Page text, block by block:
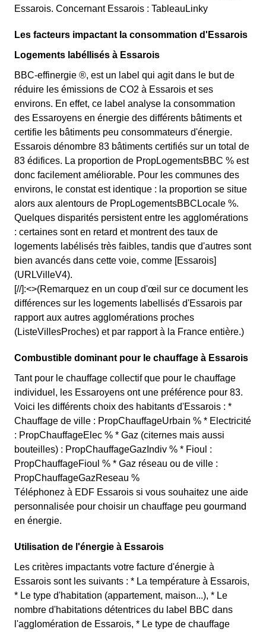
Essarois. Concernant Essarois : TableauLinky
Les facteurs impactant la consommation d'Essarois
Logements labéllisés à Essarois
BBC-effinergie ®, est un label qui agit dans le but de
réduire les émissions de CO2 à Essarois et ses
environs. En effet, ce label analyse la consommation
des Essaroyens en énergie des différents bâtiments et
certifie les bâtiments peu consommateurs d'énergie.
Essarois dénombre 83 bâtiments certifiés sur un total de
83 édifices. La proportion de PropLogementsBBC % est
donc facilement améliorable. Pour les communes des
environs, le constat est identique : la proportion se situe
alors aux alentours de PropLogementsBBCLocale %.
Quelques disparités persistent entre les agglomérations
: certaines sont en retard et montrent des taux de
logements labélisés très faibles, tandis que d'autres sont
bien avancés dans cette voie, comme [Essarois]
(URLVilleV4).
[//]:<>(Remarquez en un coup d'œil sur ce document les
différences sur les logements labellisés d'Essarois par
rapport aux autres agglomérations proches
(ListeVillesProches) et par rapport à la France entière.)
Combustible dominant pour le chauffage à Essarois
Tant pour le chauffage collectif que pour le chauffage
individuel, les Essaroyens ont une préférence pour 83.
Voici les différents choix des habitants d'Essarois : *
Chauffage de ville : PropChauffageUrbain % * Electricité
: PropChauffageElec % * Gaz (citernes mais aussi
bouteilles) : PropChauffageGazIndiv % * Fioul :
PropChauffageFioul % * Gaz réseau ou de ville :
PropChauffageGazReseau %
Téléphonez à EDF Essarois si vous souhaitez une aide
personnalisée pour choisir un chauffage peu gourmand
en énergie.
Utilisation de l'énergie à Essarois
Les critères impactants votre facture d'énergie à
Essarois sont les suivants : * La température à Essarois,
* Le type d'habitation (appartement, maison...), * Le
nombre d'habitations détentrices du label BBC dans
l'agglomération de Essarois, * Le type de chauffage